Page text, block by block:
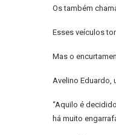
Os também
Esses veículos
Mas o
Avelino Eduardo,
“Aquilo é
há muito